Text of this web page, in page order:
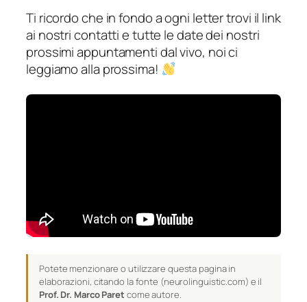
Ti ricordo che in fondo a ogni letter trovi il link
ai nostri contatti e tutte le date dei nostri
prossimi appuntamenti dal vivo, noi ci
leggiamo alla prossima!
Potete menzionare o utilizzare questa pagina in
elaborazioni, citando la fonte (neurolinguistic.com) e il
Prof. Dr. Marco Paret come autore.